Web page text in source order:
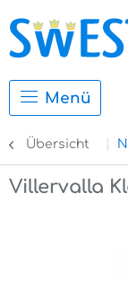
Menü
Übersicht
Villervalla